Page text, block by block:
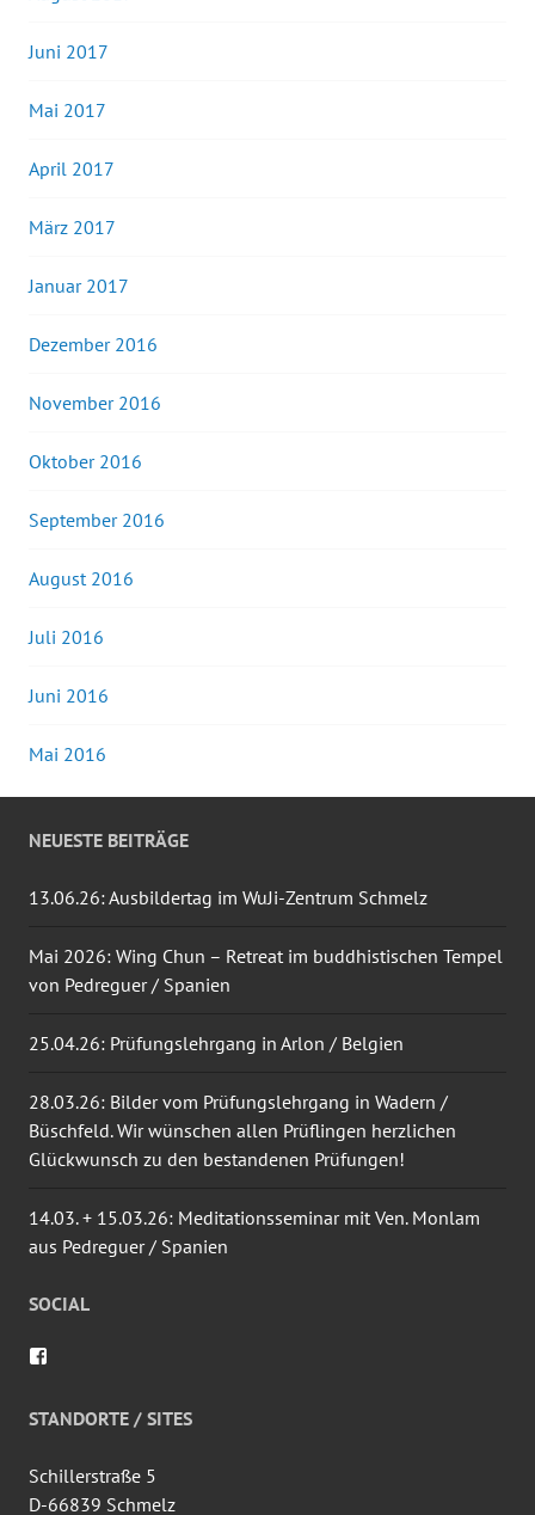
Juni 2017
Mai 2017
April 2017
März 2017
Januar 2017
Dezember 2016
November 2016
Oktober 2016
September 2016
August 2016
Juli 2016
Juni 2016
Mai 2016
NEUESTE BEITRÄGE
13.06.26: Ausbildertag im WuJi-Zentrum Schmelz
Mai 2026: Wing Chun – Retreat im buddhistischen Tempel
von Pedreguer / Spanien
25.04.26: Prüfungslehrgang in Arlon / Belgien
28.03.26: Bilder vom Prüfungslehrgang in Wadern /
Büschfeld. Wir wünschen allen Prüflingen herzlichen
Glückwunsch zu den bestandenen Prüfungen!
14.03. + 15.03.26: Meditationsseminar mit Ven. Monlam
aus Pedreguer / Spanien
SOCIAL
auf
Facebook
STANDORTE / SITES
Schillerstraße 5
D-66839 Schmelz